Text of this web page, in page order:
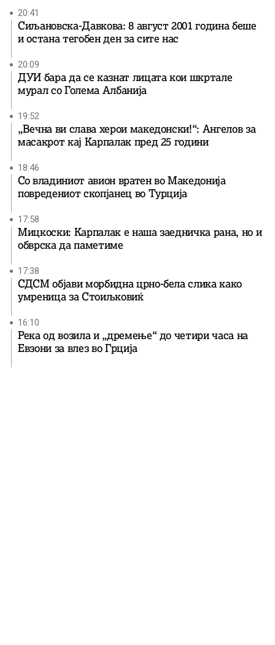
20:41
Сиљановска-Давкова: 8 август 2001 година беше
и остана тегобен ден за сите нас
20:09
ДУИ бара да се казнат лицата кои шкртале
мурал со Голема Албанија
19:52
„Вечна ви слава херои македонски!“: Ангелов за
масакрот кај Карпалак пред 25 години
18:46
Со владиниот авион вратен во Македонија
повредениот скопјанец во Турција
17:58
Мицкоски: Карпалак е наша заедничка рана, но и
обврска да паметиме
17:38
СДСМ објави морбидна црно-бела слика како
умреница за Стоиљковиќ
16:10
Река од возила и „дремење“ до четири часа на
Евзони за влез во Грција